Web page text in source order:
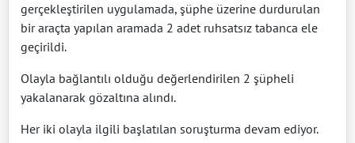
gerçekleştirilen uygulamada, şüphe üzerine durdurulan
bir araçta yapılan aramada 2 adet ruhsatsız tabanca ele
geçirildi.
Olayla bağlantılı olduğu değerlendirilen 2 şüpheli
yakalanarak gözaltına alındı.
Her iki olayla ilgili başlatılan soruşturma devam ediyor.